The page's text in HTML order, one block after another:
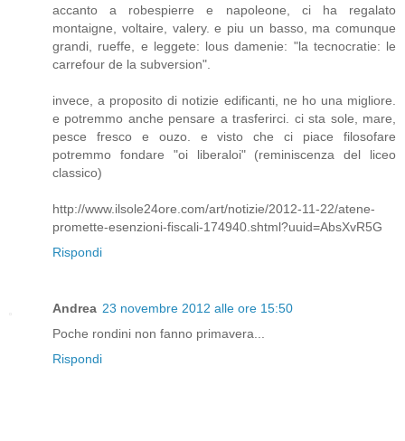
accanto a robespierre e napoleone, ci ha regalato
montaigne, voltaire, valery. e piu un basso, ma comunque
grandi, rueffe, e leggete: lous damenie: "la tecnocratie: le
carrefour de la subversion".
invece, a proposito di notizie edificanti, ne ho una migliore.
e potremmo anche pensare a trasferirci. ci sta sole, mare,
pesce fresco e ouzo. e visto che ci piace filosofare
potremmo fondare "oi liberaloi" (reminiscenza del liceo
classico)
http://www.ilsole24ore.com/art/notizie/2012-11-22/atene-
promette-esenzioni-fiscali-174940.shtml?uuid=AbsXvR5G
Rispondi
Andrea 23 novembre 2012 alle ore 15:50
Poche rondini non fanno primavera...
Rispondi